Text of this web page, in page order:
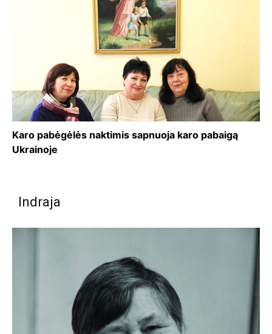
Karo pabėgėlės naktimis sapnuoja karo pabaigą
Ukrainoje
Indraja